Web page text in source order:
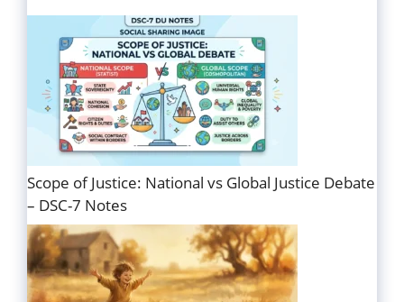
Scope of Justice: National vs Global Justice Debate
– DSC-7 Notes